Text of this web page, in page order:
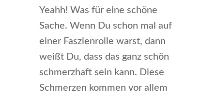
Yeahh! Was für eine schöne
Sache. Wenn Du schon mal auf
einer Faszienrolle warst, dann
weißt Du, dass das ganz schön
schmerzhaft sein kann. Diese
Schmerzen kommen vor allem